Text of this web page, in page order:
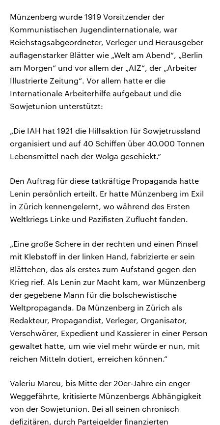
Münzenberg wurde 1919 Vorsitzender der
Kommunistischen Jugendinternationale, war
Reichstagsabgeordneter, Verleger und Herausgeber
auflagenstarker Blätter wie „Welt am Abend“, „Berlin
am Morgen“ und vor allem der „AIZ“, der „Arbeiter
Illustrierte Zeitung“. Vor allem hatte er die
Internationale Arbeiterhilfe aufgebaut und die
Sowjetunion unterstützt:
„Die IAH hat 1921 die Hilfsaktion für Sowjetrussland
organisiert und auf 40 Schiffen über 40.000 Tonnen
Lebensmittel nach der Wolga geschickt.“
Den Auftrag für diese tatkräftige Propaganda hatte
Lenin persönlich erteilt. Er hatte Münzenberg im Exil
in Zürich kennengelernt, wo während des Ersten
Weltkriegs Linke und Pazifisten Zuflucht fanden.
„Eine große Schere in der rechten und einen Pinsel
mit Klebstoff in der linken Hand, fabrizierte er sein
Blättchen, das als erstes zum Aufstand gegen den
Krieg rief. Als Lenin zur Macht kam, war Münzenberg
der gegebene Mann für die bolschewistische
Weltpropaganda. Da Münzenberg in Zürich als
Redakteur, Propagandist, Verleger, Organisator,
Verschwörer, Expedient und Kassierer in einer Person
gewaltet hatte, um wie viel mehr würde er nun, mit
reichen Mitteln dotiert, erreichen können.“
Valeriu Marcu, bis Mitte der 20er-Jahre ein enger
Weggefährte, kritisierte Münzenbergs Abhängigkeit
von der Sowjetunion. Bei all seinen chronisch
defizitären, durch Parteigelder finanzierten